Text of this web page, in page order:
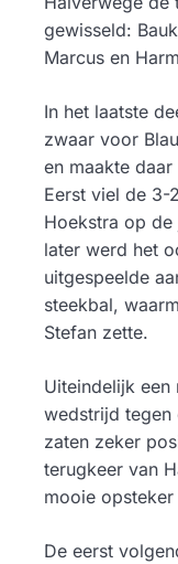
gewisseld:
Marcus en
In het laatste
zwaar voor
en maakte
Eerst viel de 3-
Hoekstra op
later werd het
uitgespeelde
steekbal,
Stefan zette.
Uiteindelijk een
wedstrijd tegen
zaten zeker
terugkeer van
mooie
De eerst